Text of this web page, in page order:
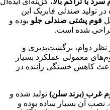
تولید صندلی فابریک این
فوم پشتی صندلی جلو بوده و
طراحی شده است.
نظر دوام، برگشت‌پذیری و
معمولی عملکرد بسیار
کاهش خستگی راننده در
غرب (برند سلن) تولید شده و
نصب آن بسیار ساده بوده و